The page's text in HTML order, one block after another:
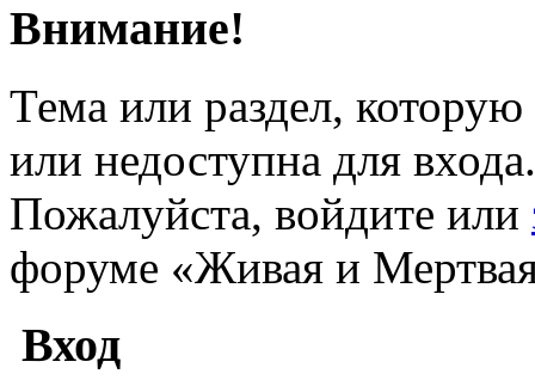
Внимание!
Тема или раздел,
или недоступна для входа.
Пожалуйста, войдите или
форуме «Живая и
Вход